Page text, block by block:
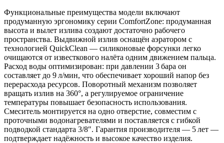
Функциональные преимущества модели включают
продуманную эргономику серии ComfortZone: продуманная
высота и вылет излива создают достаточно рабочего
пространства. Выдвижной излив оснащён аэратором с
технологией QuickClean — силиконовые форсунки легко
очищаются от известкового налёта одним движением пальца.
Расход воды оптимизирован: при давлении 3 бара он
составляет до 9 л/мин, что обеспечивает хороший напор без
перерасхода ресурсов. Поворотный механизм позволяет
вращать излив на 360°, а регулируемое ограничение
температуры повышает безопасность использования.
Смеситель монтируется на одно отверстие, совместим с
проточными водонагревателями и поставляется с гибкой
подводкой стандарта 3/8″. Гарантия производителя — 5 лет —
подтверждает надёжность и высокое качество изделия.